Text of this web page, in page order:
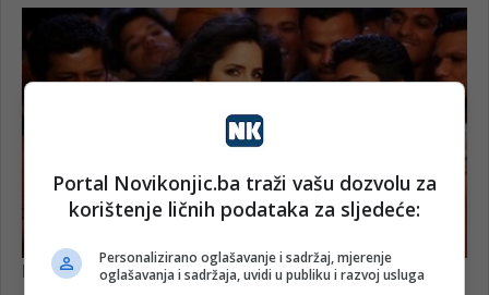
Portal Novikonjic.ba traži vašu dozvolu za
korištenje ličnih podataka za sljedeće:
Personalizirano oglašavanje i sadržaj, mjerenje
oglašavanja i sadržaja, uvidi u publiku i razvoj usluga